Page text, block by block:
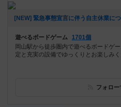
遊べるボードゲーム
1701個
岡山駅から徒歩圏内で遊べるボードゲ
定と充実の設備でゆっくりとお楽しみく
フォロー